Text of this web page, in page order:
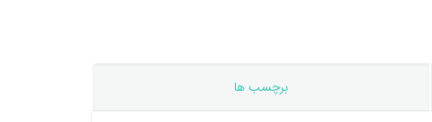
برچسب ها